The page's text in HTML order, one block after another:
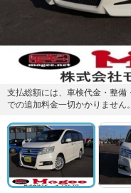
支払総額には、車検代金・整備
での追加料金一切かかりません。